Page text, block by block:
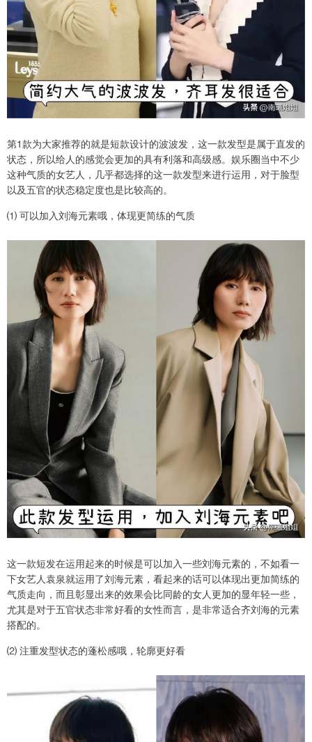
第1款为大家推荐的就是短款设计的波波发，这一款发型是属于直发的
状态，所以给人的感觉会更加的具有利落和高级感。娱乐圈当中不少
这种气质的女艺人，几乎都选择的这一款发型来进行运用，对于脸型
以及五官的状态稳定度也是比较高的。
⑴ 可以加入刘海元素哦，体现更简练的气质
这一款短发在运用起来的时候是可以加入一些刘海元素的，不如看一
下女艺人袁泉就运用了刘海元素，看起来的话可以体现出更加简练的
气质走向，而且彰显出来的效果会比同龄的女人更加的显年轻一些，
尤其是对于五官状态非常好看的女性而言，是非常适合齐刘海的元素
搭配的。
⑵ 注重发型状态的蓬松感哦，轮廓更好看